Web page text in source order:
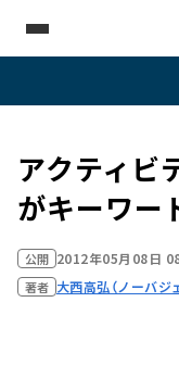
アクティビ
がキーワ
公開 2012年05月08日
著者 大西高弘（ノーバジ